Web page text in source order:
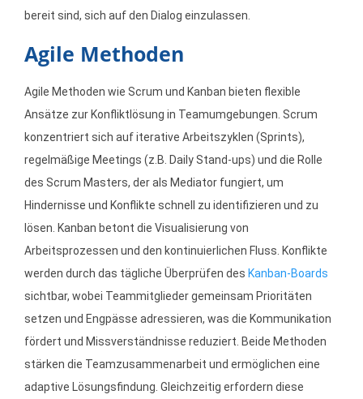
bereit sind, sich auf den Dialog einzulassen.
Agile Methoden
Agile Methoden wie Scrum und Kanban bieten flexible
Ansätze zur Konfliktlösung in Teamumgebungen. Scrum
konzentriert sich auf iterative Arbeitszyklen (Sprints),
regelmäßige Meetings (z.B. Daily Stand-ups) und die Rolle
des Scrum Masters, der als Mediator fungiert, um
Hindernisse und Konflikte schnell zu identifizieren und zu
lösen. Kanban betont die Visualisierung von
Arbeitsprozessen und den kontinuierlichen Fluss. Konflikte
werden durch das tägliche Überprüfen des Kanban-Boards
sichtbar, wobei Teammitglieder gemeinsam Prioritäten
setzen und Engpässe adressieren, was die Kommunikation
fördert und Missverständnisse reduziert. Beide Methoden
stärken die Teamzusammenarbeit und ermöglichen eine
adaptive Lösungsfindung. Gleichzeitig erfordern diese